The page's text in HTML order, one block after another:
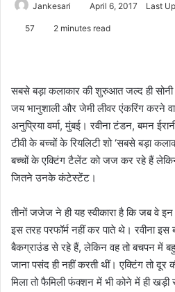
Jankesari April 6, 2017 Last
57 2 minutes read
सबसे बड़ा कलाकार की शुरुआत जल्द ही सोनी
जय भानुशाली और जेमी लीवर एंकरिंग करने
अनुप्रिया वर्मा, मुंबई। रवीना टंडन, बमन
टीवी के बच्चों के रियलिटी शो ‘सबसे बड़ा
बच्चों के एक्टिंग टैलेंट को जज कर रहे हैं
जितने उनके कंटेस्टेंट।
तीनों जजेज ने ही यह स्वीकारा है कि जब वे
इस तरह परफॉर्म नहीं कर पाते थे। रवीना इस
बैकग्राउंड से रहे हैं, लेकिन वह तो बचपन में
जाना पसंद ही नहीं करती थीं। एक्टिंग तो दूर
मिला तो फैमिली फंक्शन में भी कोने में ही